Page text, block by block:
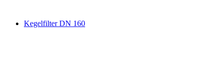
Kegelfilter DN 160